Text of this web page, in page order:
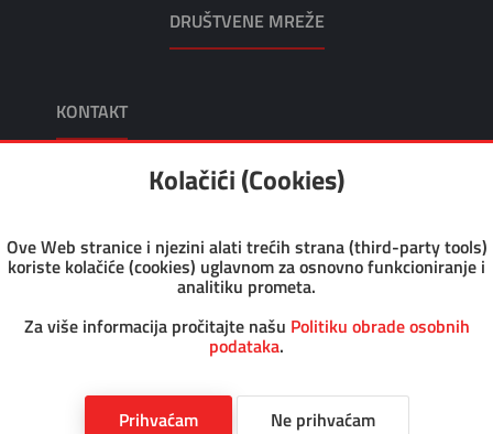
DRUŠTVENE MREŽE
KONTAKT
KIKO TRGOVINA I USLUGE, VL. TOMISLAV KRUŠEC
Adresa: Dragutina Kunovića 10 49218 Pregrada
Fax: +385 49 376 008
Email: kiko@kiko.hr
Pon-Pet: 7.30 - 17.00
Sub: 8.00 - 12.00
OIB: 46126456930
Copyright @ 2023 Kiko WebShop. All rights reserved
Kolačići (Cookies)
Ove Web stranice i njezini alati trećih strana (third-party tools)
koriste kolačiće (cookies) uglavnom za osnovno funkcioniranje i
analitiku prometa.
Za više informacija pročitajte našu Politiku obrade osobnih
podataka.
Prihvaćam Ne prihvaćam